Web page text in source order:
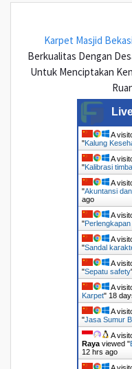
Karpet Masjid Bekasi
Berkualitas Dengan
Untuk Menciptakan
A
"Kalung
A
"Kalibrasi
A
"Akuntansi
ago
A
"Perlengkapan
A
"Sandal
A
"Sepatu safety
A
Karpet" 18
A
"Jasa Sumur
A
Rayaviewed "
12 hrs ago